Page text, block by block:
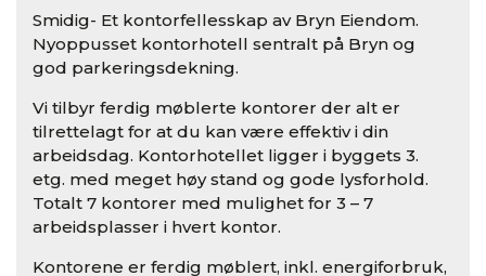
Smidig- Et kontorfellesskap av Bryn Eiendom.
Nyoppusset kontorhotell sentralt på Bryn og
god parkeringsdekning.
Vi tilbyr ferdig møblerte kontorer der alt er
tilrettelagt for at du kan være effektiv i din
arbeidsdag. Kontorhotellet ligger i byggets 3.
etg. med meget høy stand og gode lysforhold.
Totalt 7 kontorer med mulighet for 3 – 7
arbeidsplasser i hvert kontor.
Kontorene er ferdig møblert, inkl. energiforbruk,